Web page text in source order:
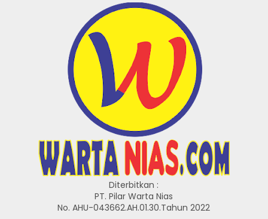
Diterbitkan :
PT. Pilar Warta Nias
No. AHU-043662.AH.01.30.Tahun 2022